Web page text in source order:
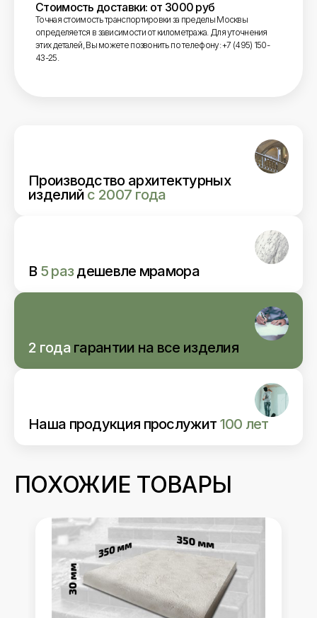
Стоимость доставки: от 3000 руб
Точная стоимость транспортировки за пределы Москвы
определяется в зависимости от километража. Для уточнения
этих деталей, Вы можете позвонить по телефону: +7 (495) 150-
43-25.
Производство архитектурных
изделий с 2007 года
В 5 раз дешевле мрамора
2 годагарантии на все изделия
Наша продукция прослужит 100 лет
ПОХОЖИЕ ТОВАРЫ